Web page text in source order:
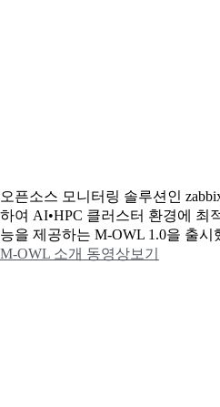
오픈소스 모니터링 솔루션인
하여 AI•HPC 클러스터 환경에 최
능을 제공하는 M-OWL 1.0을 출시
M-OWL 소개 동영상보기